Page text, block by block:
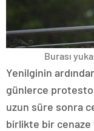
Burası
Yenilginin
günlerce
uzun süre sonra
birlikte bir